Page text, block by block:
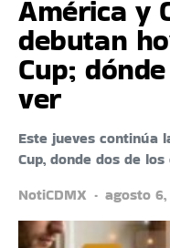
América y
debutan
Cup;
ver
Este jueves continúa
Cup, donde dos de
NotiCDMX
agosto 6,